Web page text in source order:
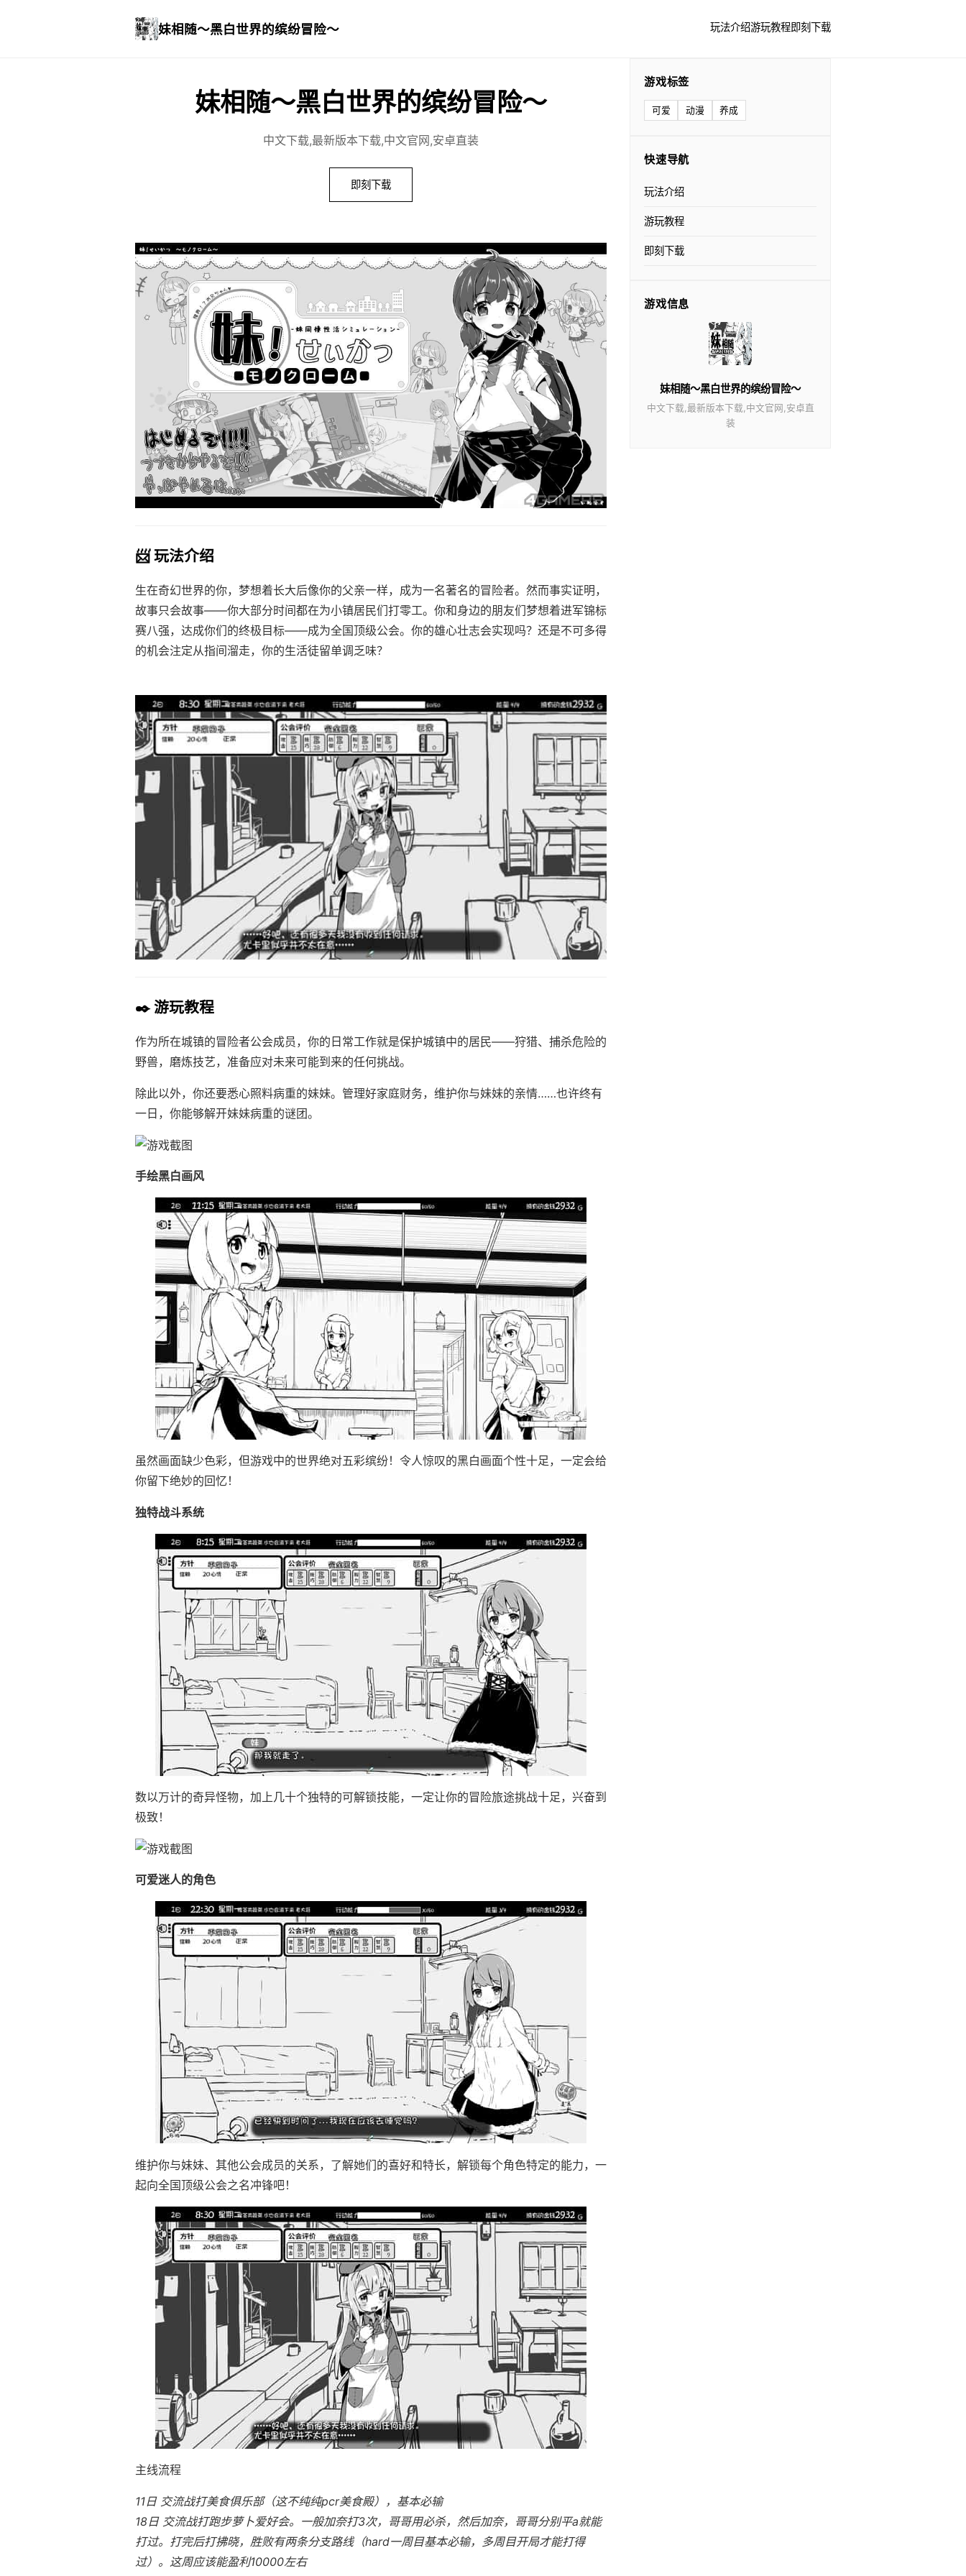
妹相随～黑白世界的缤纷冒险～ 玩法介绍游玩教程即刻下载
妹相随～黑白世界的缤纷冒险～
中文下载,最新版本下载,中文官网,安卓直装
即刻下载
📨 玩法介绍
生在奇幻世界的你，梦想着长大后像你的父亲一样，成为一名著名的冒险者。然而事实证明，
故事只会故事——你大部分时间都在为小镇居民们打零工。你和身边的朋友们梦想着进军锦标
赛八强，达成你们的终极目标——成为全国顶级公会。你的雄心壮志会实现吗？还是不可多得
的机会注定从指间溜走，你的生活徒留单调乏味？
✒️ 游玩教程
作为所在城镇的冒险者公会成员，你的日常工作就是保护城镇中的居民——狩猎、捕杀危险的
野兽，磨炼技艺，准备应对未来可能到来的任何挑战。
除此以外，你还要悉心照料病重的妹妹。管理好家庭财务，维护你与妹妹的亲情……也许终有
一日，你能够解开妹妹病重的谜团。
手绘黑白画风
虽然画面缺少色彩，但游戏中的世界绝对五彩缤纷！令人惊叹的黑白画面个性十足，一定会给
你留下绝妙的回忆！
独特战斗系统
数以万计的奇异怪物，加上几十个独特的可解锁技能，一定让你的冒险旅途挑战十足，兴奋到
极致！
可爱迷人的角色
维护你与妹妹、其他公会成员的关系，了解她们的喜好和特长，解锁每个角色特定的能力，一
起向全国顶级公会之名冲锋吧！
主线流程
11日 交流战打美食俱乐部（这不纯纯pcr美食殿），基本必输
18日 交流战打跑步萝卜爱好会。一般加奈打3次，哥哥用必杀，然后加奈，哥哥分别平a就能
打过。打完后打拂晓，胜败有两条分支路线（hard一周目基本必输，多周目开局才能打得
过）。这周应该能盈利10000左右
游戏标签
可爱 动漫 养成
快速导航
玩法介绍
游玩教程
即刻下载
游戏信息
妹相随～黑白世界的缤纷冒险～
中文下载,最新版本下载,中文官网,安卓直
装